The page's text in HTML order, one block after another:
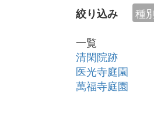
絞り込み 種
一覧
清閑院跡
医光寺庭園
萬福寺庭園